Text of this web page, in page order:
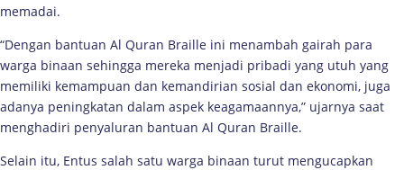
memadai.
“Dengan bantuan Al Quran Braille ini menambah gairah para
warga binaan sehingga mereka menjadi pribadi yang utuh yang
memiliki kemampuan dan kemandirian sosial dan ekonomi, juga
adanya peningkatan dalam aspek keagamaannya,” ujarnya saat
menghadiri penyaluran bantuan Al Quran Braille.
Selain itu, Entus salah satu warga binaan turut mengucapkan